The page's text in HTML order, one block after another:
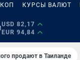
КУРСЫ ВАЛЮТ
USD 82,17
EUR 94,84
продают в Таиланде